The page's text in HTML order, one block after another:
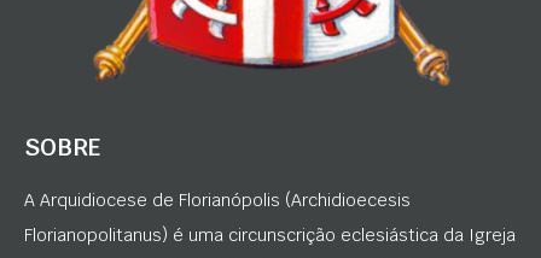
SOBRE
A Arquidiocese de Florianópolis (Archidioecesis
Florianopolitanus) é uma circunscrição eclesiástica da Igreja